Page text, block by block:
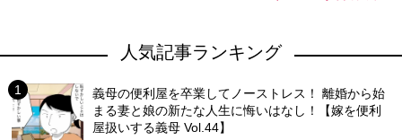
人気記事ランキング
義母の便利屋を卒業してノーストレス！ 離婚から始
まる妻と娘の新たな人生に悔いはなし！【嫁を便利
屋扱いする義母 Vol.44】